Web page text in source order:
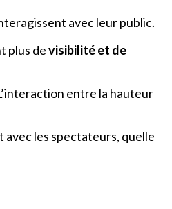
avec leur public.
plus devisibilité et de
entre la hauteur
avec les spectateurs, quelle